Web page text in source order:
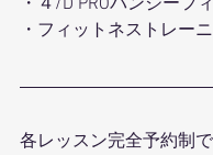
・フィットネストレー
各レッスン完全予約制で